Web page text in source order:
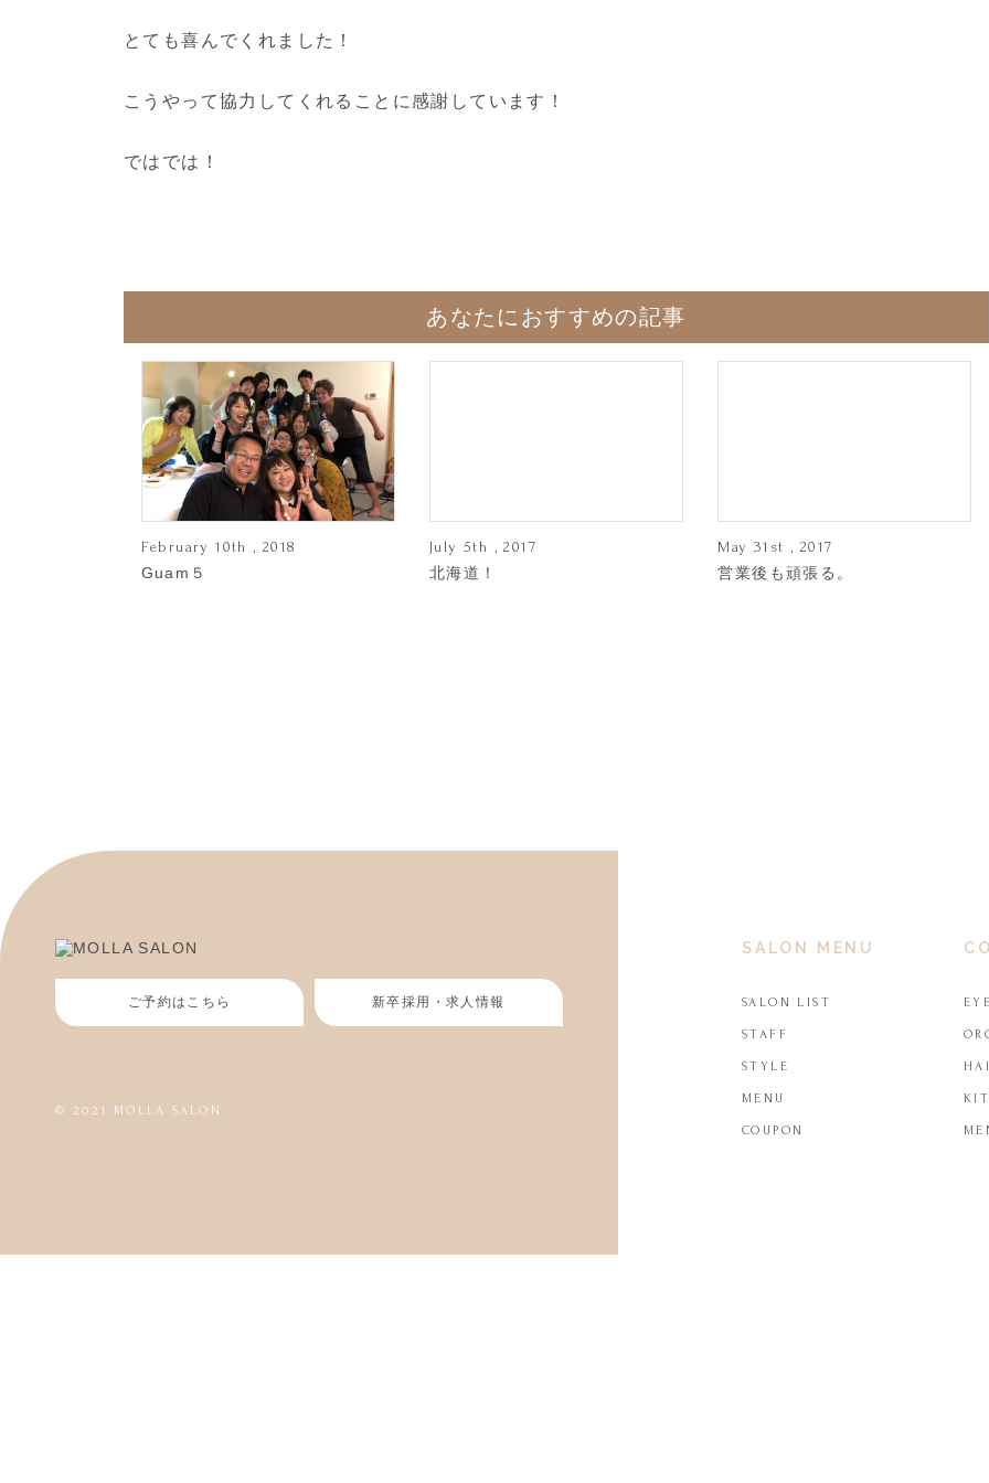
とても喜んでくれました！
こうやって協力してくれることに感謝しています！
ではでは！
あなたにおすすめの記事
February 10th , 2018
Guam５
July 5th , 2017
北海道！
May 31st , 2017
営業後も頑張る。
ご予約はこちら 新卒採用・求人情報
© 2021 MOLLA SALON
SALON MENU
SALON LIST
STAFF
STYLE
MENU
COUPON